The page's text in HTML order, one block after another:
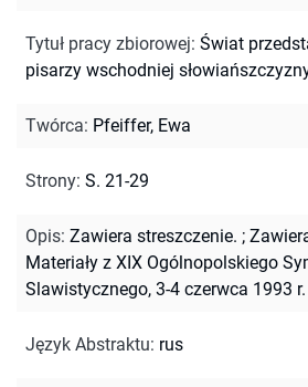
Tytuł pracy zbiorowej: Świat
pisarzy wschodniej
Twórca: Pfeiffer, Ewa
Strony: S. 21-29
Opis: Zawiera streszczenie. ;
Materiały z XIX Ogólnopolskiego
Slawistycznego, 3-4 czerwca 1993 r.
Język Abstraktu: rus